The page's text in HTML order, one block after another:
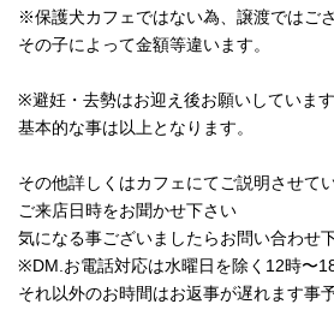
※保護犬カフェではない為、譲渡ではござ
その子によって金額等違います。
※避妊・去勢はお迎え後お願いしています
基本的な事は以上となります。
その他詳しくはカフェにてご説明させて
ご来店日時をお聞かせ下さい
気になる事ございましたらお問い合わせ
※DM.お電話対応は水曜日を除く12時〜
それ以外のお時間はお返事が遅れます事